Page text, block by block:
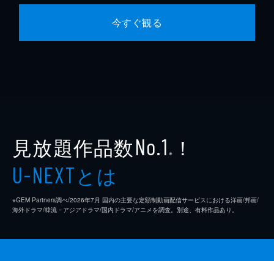
今すぐ観る
見放題作品数No.1 ※ ！
U-NEXTとは
※GEM Partners調べ/2026年7⽉ 国内の主要な定額制動画配信サービスにおける洋画/邦画/
海外ドラマ/韓流・アジアドラマ/国内ドラマ/アニメを調査。別途、有料作品あり。